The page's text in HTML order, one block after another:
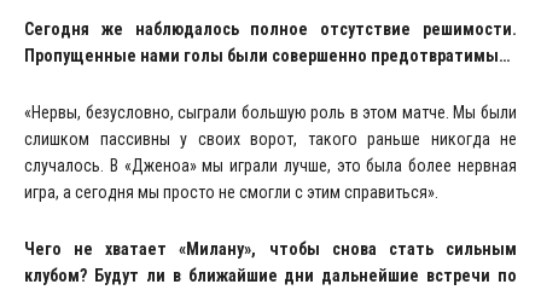
Сегодня же наблюдалось полное отсутствие решимости.
Пропущенные нами голы были совершенно предотвратимы…
«Нервы, безусловно, сыграли большую роль в этом матче. Мы были
слишком пассивны у своих ворот, такого раньше никогда не
случалось. В «Дженоа» мы играли лучше, это была более нервная
игра, а сегодня мы просто не смогли с этим справиться».
Чего не хватает «Милану», чтобы снова стать сильным
клубом? Будут ли в ближайшие дни дальнейшие встречи по